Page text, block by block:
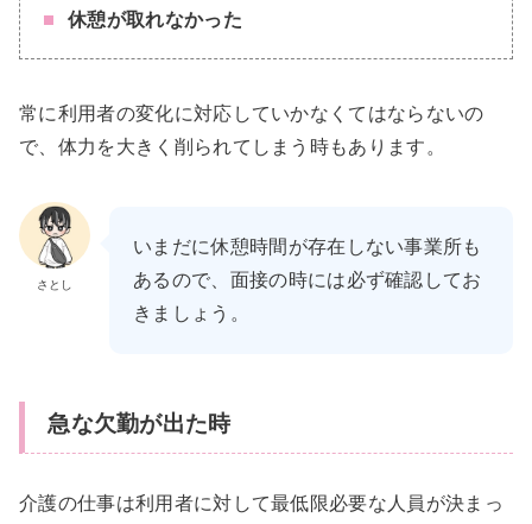
休憩が取れなかった
常に利用者の変化に対応していかなくてはならないの
で、体力を大きく削られてしまう時もあります。
さとし
いまだに休憩時間が存在しない事業所も
あるので、面接の時には必ず確認してお
きましょう。
急な欠勤が出た時
介護の仕事は利用者に対して最低限必要な人員が決まっ